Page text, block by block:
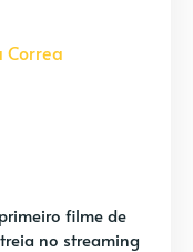
Correa
filme de
no streaming